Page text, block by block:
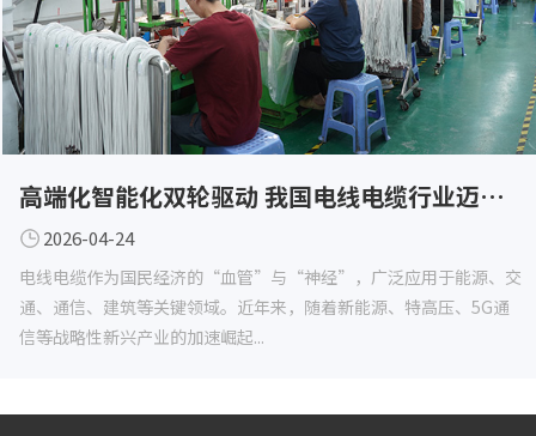
高端化智能化双轮驱动 我国电线电缆行业迈向高质量发展新阶段
2026-04-24
电线电缆作为国民经济的“血管”与“神经”，广泛应用于能源、交
通、通信、建筑等关键领域。近年来，随着新能源、特高压、5G通
信等战略性新兴产业的加速崛起...